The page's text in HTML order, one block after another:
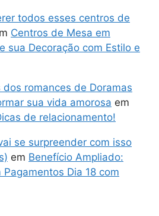
todos esses centros de
Centros de Mesa em
sua Decoração com Estilo e
romances de Doramas
sua vida amorosa em
de relacionamento!
se surpreender com isso
em Benefício Ampliado:
Pagamentos Dia 18 com